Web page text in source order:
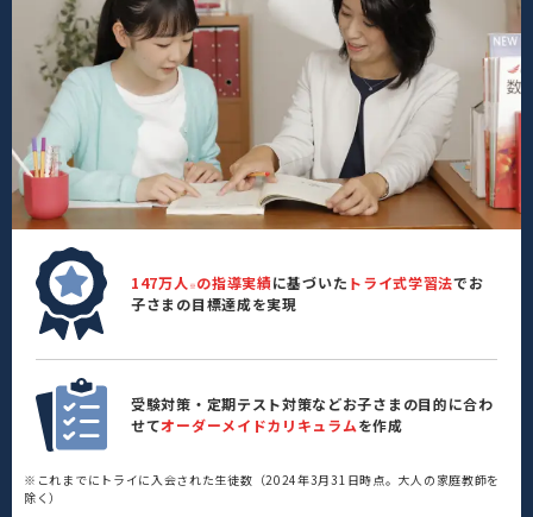
147万人 ※ の指導実績に基づいた トライ式学習法でお
子さまの目標達成を実現
受験対策・定期テスト対策などお子さまの目的に合わ
せてオーダーメイドカリキュラムを作成
※これまでにトライに入会された生徒数（2024年3月31日時点。大人の家庭教師を
除く）